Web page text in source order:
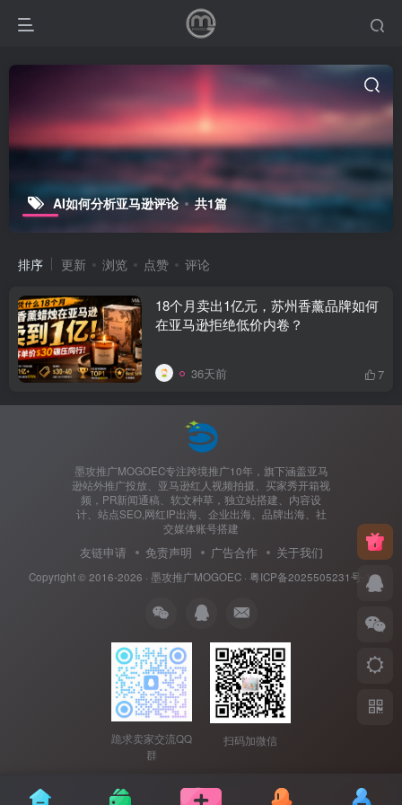
AI如何分析亚马逊评论 共1篇
排序 更新 浏览 点赞 评论
18个月卖出1亿元，苏州香薰品牌如何
在亚马逊拒绝低价内卷？
36天前 7
墨攻推广MOGOEC专注跨境推广10年，旗下涵盖亚马
逊站外推广投放、亚马逊红人视频拍摄、买家秀开箱视
频，PR新闻通稿、软文种草，独立站搭建、内容设
计、站点SEO,网红IP出海、企业出海、品牌出海、社
交媒体账号搭建
友链申请 免责声明 广告合作 关于我们
Copyright © 2016-2026 · 墨攻推广MOGOEC· 粤ICP备2025505231号-1.
跪求卖家交流QQ
群
扫码加微信